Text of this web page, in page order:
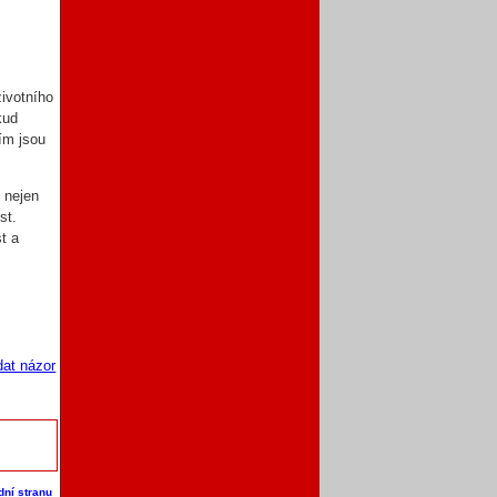
jsou
a
názor
stranu